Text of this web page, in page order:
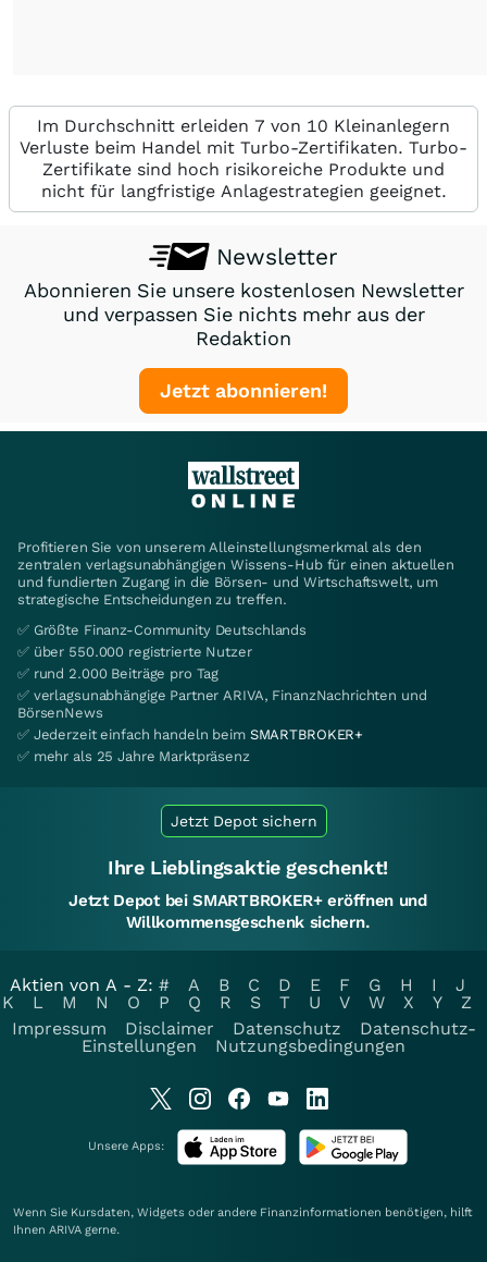
Im Durchschnitt erleiden 7 von 10 Kleinanlegern
Verluste beim Handel mit Turbo-Zertifikaten. Turbo-
Zertifikate sind hoch risikoreiche Produkte und
nicht für langfristige Anlagestrategien geeignet.
Newsletter
Abonnieren Sie unsere kostenlosen Newsletter
und verpassen Sie nichts mehr aus der
Redaktion
Jetzt abonnieren!
Profitieren Sie von unserem Alleinstellungsmerkmal als den
zentralen verlagsunabhängigen Wissens-Hub für einen aktuellen
und fundierten Zugang in die Börsen- und Wirtschaftswelt, um
strategische Entscheidungen zu treffen.
✅ Größte Finanz-Community Deutschlands
✅ über 550.000 registrierte Nutzer
✅ rund 2.000 Beiträge pro Tag
✅ verlagsunabhängige Partner ARIVA, FinanzNachrichten und
BörsenNews
✅ Jederzeit einfach handeln beim SMARTBROKER+
✅ mehr als 25 Jahre Marktpräsenz
Jetzt Depot sichern
Ihre Lieblingsaktie geschenkt!
Jetzt Depot bei SMARTBROKER+ eröffnen und
Willkommensgeschenk sichern.
Aktien von A - Z: # A B C D E F G H I
J
K
L M N O P Q R S T U V W X Y
Z
Impressum
Disclaimer Datenschutz
Datenschutz-
Einstellungen
Nutzungsbedingungen
Unsere Apps:
Wenn Sie Kursdaten, Widgets oder andere Finanzinformationen benötigen, hilft
Ihnen ARIVA gerne.